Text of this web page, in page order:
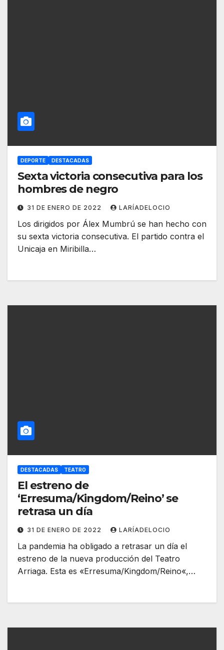
DEPORTE DESTACADAS
Sexta victoria consecutiva para los
hombres de negro
31 DE ENERO DE 2022 LARÍADELOCIO
Los dirigidos por Álex Mumbrú se han hecho con
su sexta victoria consecutiva. El partido contra el
Unicaja en Miribilla…
DESTACADAS TEATRO
El estreno de
‘Erresuma/Kingdom/Reino’ se
retrasa un día
31 DE ENERO DE 2022 LARÍADELOCIO
La pandemia ha obligado a retrasar un día el
estreno de la nueva producción del Teatro
Arriaga. Esta es «Erresuma/Kingdom/Reino«,…